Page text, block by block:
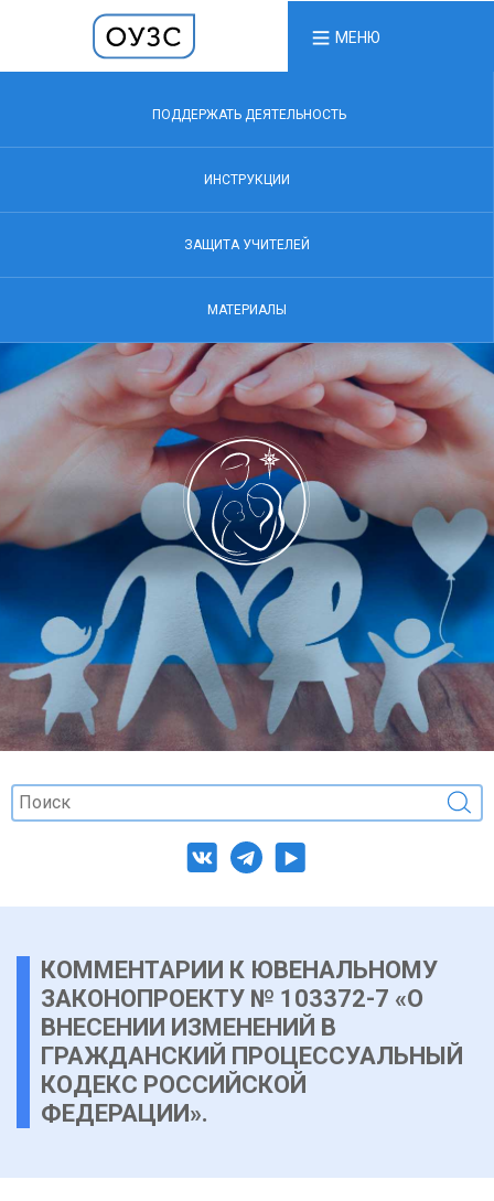
МЕНЮ
ПОДДЕРЖАТЬ ДЕЯТЕЛЬНОСТЬ
ИНСТРУКЦИИ
ЗАЩИТА УЧИТЕЛЕЙ
МАТЕРИАЛЫ
КОММЕНТАРИИ К ЮВЕНАЛЬНОМУ
ЗАКОНОПРОЕКТУ № 103372-7 «О
ВНЕСЕНИИ ИЗМЕНЕНИЙ В
ГРАЖДАНСКИЙ ПРОЦЕССУАЛЬНЫЙ
КОДЕКС РОССИЙСКОЙ
ФЕДЕРАЦИИ».